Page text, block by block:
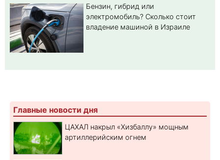
Бензин, гибрид или
электромобиль? Cколько стоит
владение машиной в Израиле
Главные новости дня
ЦАХАЛ накрыл «Хизбаллу» мощным
артиллерийским огнем